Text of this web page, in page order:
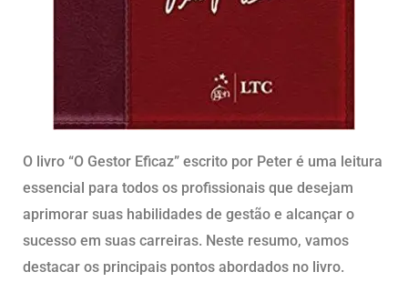
O livro “O Gestor Eficaz” escrito por Peter é uma leitura
essencial para todos os profissionais que desejam
aprimorar suas habilidades de gestão e alcançar o
sucesso em suas carreiras. Neste resumo, vamos
destacar os principais pontos abordados no livro.